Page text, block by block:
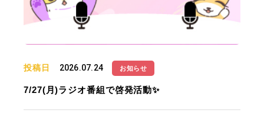
投稿日 2026.07.24 お知らせ
7/27(月)ラジオ番組で啓発活動✨